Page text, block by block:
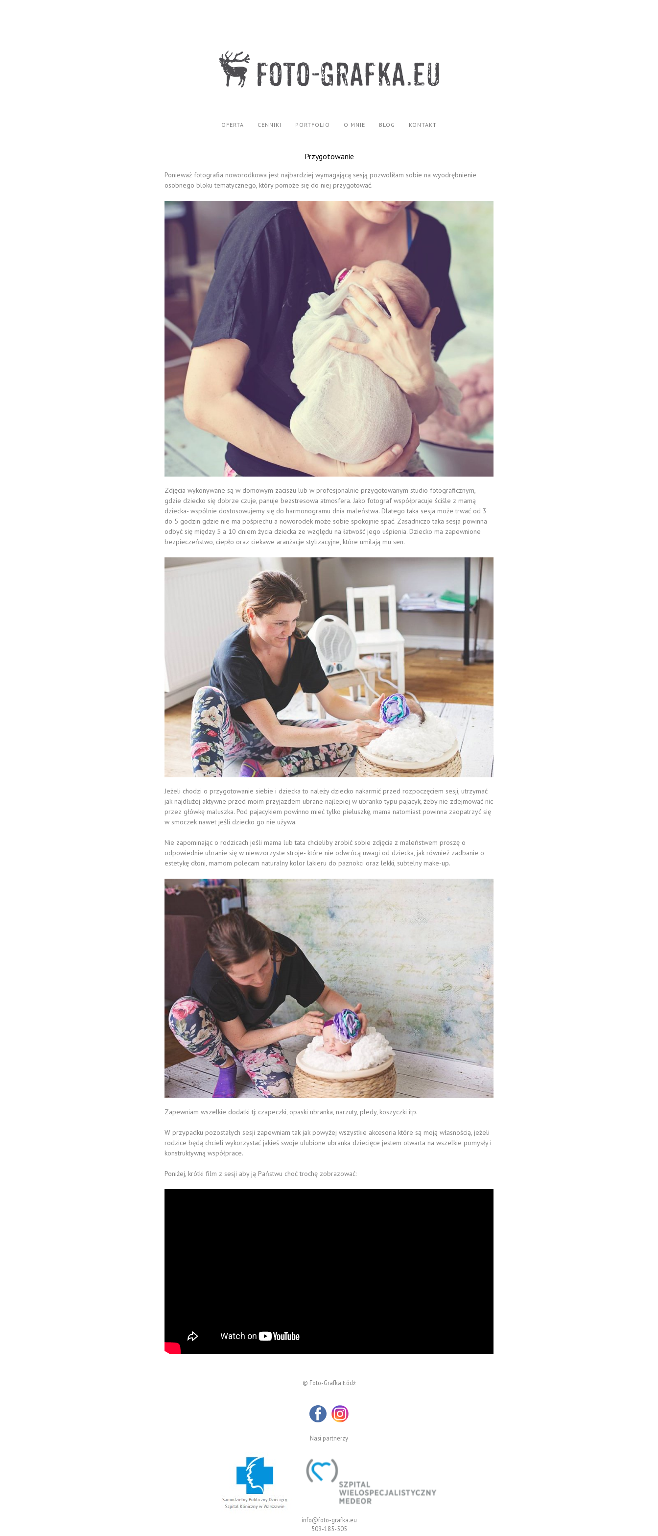
OFERTA CENNIKI PORTFOLIO O MNIE BLOG KONTAKT
Przygotowanie
Ponieważ fotografia noworodkowa jest najbardziej wymagającą sesją pozwoliłam sobie na wyodrębnienie
osobnego bloku tematycznego, który pomoże się do niej przygotować.
Zdjęcia wykonywane są w domowym zaciszu lub w profesjonalnie przygotowanym studio fotograficznym,
gdzie dziecko się dobrze czuje, panuje bezstresowa atmosfera. Jako fotograf współpracuje ściśle z mamą
dziecka- wspólnie dostosowujemy się do harmonogramu dnia maleństwa. Dlatego taka sesja może trwać od 3
do 5 godzin gdzie nie ma pośpiechu a noworodek może sobie spokojnie spać. Zasadniczo taka sesja powinna
odbyć się między 5 a 10 dniem życia dziecka ze względu na łatwość jego uśpienia. Dziecko ma zapewnione
bezpieczeństwo, ciepło oraz ciekawe aranżacje stylizacyjne, które umilają mu sen.
Jeżeli chodzi o przygotowanie siebie i dziecka to należy dziecko nakarmić przed rozpoczęciem sesji, utrzymać
jak najdłużej aktywne przed moim przyjazdem ubrane najlepiej w ubranko typu pajacyk, żeby nie zdejmować nic
przez główkę maluszka. Pod pajacykiem powinno mieć tylko pieluszkę, mama natomiast powinna zaopatrzyć się
w smoczek nawet jeśli dziecko go nie używa.
Nie zapominając o rodzicach jeśli mama lub tata chcieliby zrobić sobie zdjęcia z maleństwem proszę o
odpowiednie ubranie się w niewzorzyste stroje- które nie odwrócą uwagi od dziecka, jak również zadbanie o
estetykę dłoni, mamom polecam naturalny kolor lakieru do paznokci oraz lekki, subtelny make-up.
Zapewniam wszelkie dodatki tj: czapeczki, opaski ubranka, narzuty, pledy, koszyczki itp.
W przypadku pozostałych sesji zapewniam tak jak powyżej wszystkie akcesoria które są moją własnością, jeżeli
rodzice będą chcieli wykorzystać jakieś swoje ulubione ubranka dziecięce jestem otwarta na wszelkie pomysły i
konstruktywną współprace.
Poniżej, krótki film z sesji aby ją Państwu choć trochę zobrazować:
© Foto-Grafka Łódź
Nasi partnerzy
info@foto-grafka.eu
509-185-505